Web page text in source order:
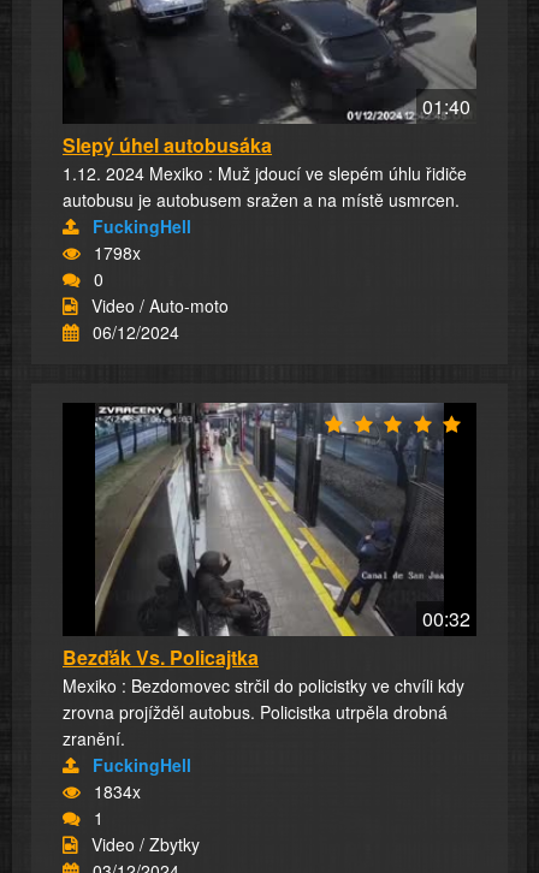
01:40
Slepý úhel autobusáka
1.12. 2024 Mexiko : Muž jdoucí ve slepém úhlu řidiče
autobusu je autobusem sražen a na místě usmrcen.
FuckingHell
1798x
0
Video / Auto-moto
06/12/2024
00:32
Bezďák Vs. Policajtka
Mexiko : Bezdomovec strčil do policistky ve chvíli kdy
zrovna projížděl autobus. Policistka utrpěla drobná
zranění.
FuckingHell
1834x
1
Video / Zbytky